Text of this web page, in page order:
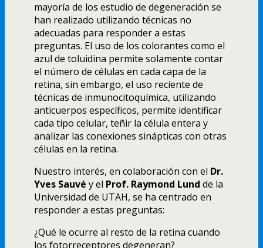
mayorí­a de los estudio de degeneración se
han realizado utilizando técnicas no
adecuadas para responder a estas
preguntas. El uso de los colorantes como el
azul de toluidina permite solamente contar
el número de células en cada capa de la
retina, sin embargo, el uso reciente de
técnicas de inmunocitoquí­mica, utilizando
anticuerpos especí­ficos, permite identificar
cada tipo celular, teñir la célula entera y
analizar las conexiones sinápticas con otras
células en la retina.
Nuestro interés, en colaboración con el Dr.
Yves Sauvé y el Prof. Raymond Lund de la
Universidad de UTAH, se ha centrado en
responder a estas preguntas:
¿Qué le ocurre al resto de la retina cuando
los fotorreceptores degeneran?